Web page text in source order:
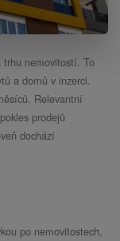
nemovitostí. To
a domů v inzerci.
Relevantní
prodejů
dochází
po nemovitostech,